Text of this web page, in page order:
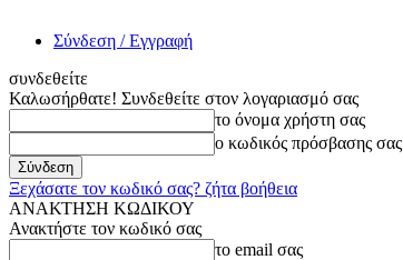
Σύνδεση / Εγγραφή
συνδεθείτε
Καλωσήρθατε! Συνδεθείτε στον λογαριασμό σας
το όνομα χρήστη σας
ο κωδικός πρόσβασης σας
Ξεχάσατε τον κωδικό σας? ζήτα βοήθεια
ΑΝΑΚΤΗΣΗ ΚΩΔΙΚΟΥ
Ανακτήστε τον κωδικό σας
το email σας